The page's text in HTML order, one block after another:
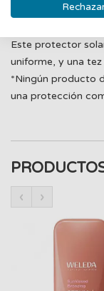
se adapta al tono
Este protector
uniforme, y una
*Ningún producto
una protección
‹ ›